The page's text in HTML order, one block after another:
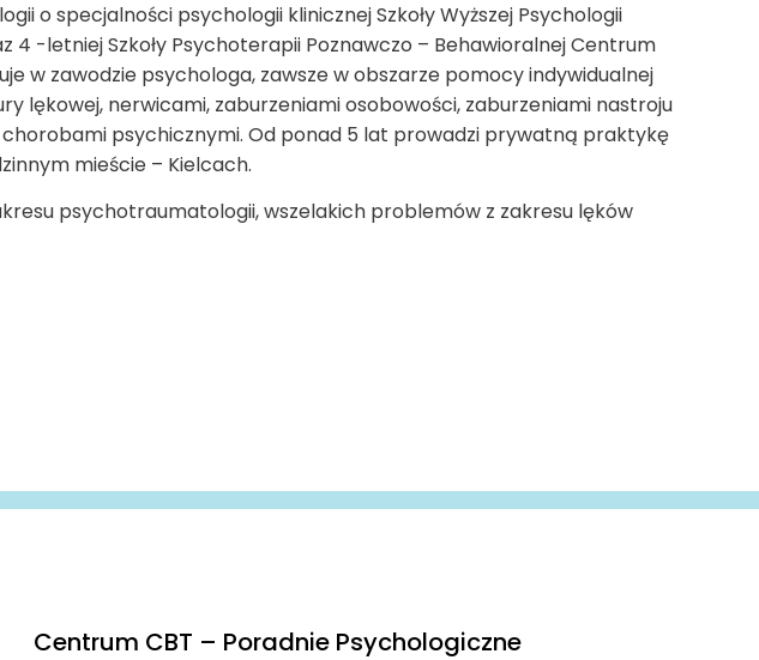
o specjalności psychologii klinicznej Szkoły Wyższej Psychologii
4 -letniej Szkoły Psychoterapii Poznawczo – Behawioralnej Centrum
w zawodzie psychologa, zawsze w obszarze pomocy indywidualnej
lękowej, nerwicami, zaburzeniami osobowości, zaburzeniami nastroju
psychicznymi. Od ponad 5 lat prowadzi prywatną praktykę
mieście – Kielcach.
psychotraumatologii, wszelakich problemów z zakresu lęków
Centrum CBT – Poradnie Psychologiczne